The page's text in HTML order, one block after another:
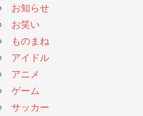
お知らせ
お笑い
ものまね
アイドル
アニメ
ゲーム
サッカー